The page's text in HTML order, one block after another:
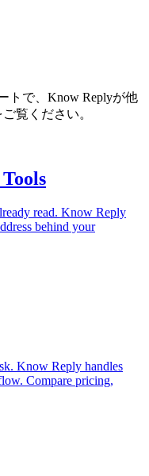
トで、Know Replyが他
覧ください。
read. Know Reply
behind your
Know Reply handles
Compare pricing,